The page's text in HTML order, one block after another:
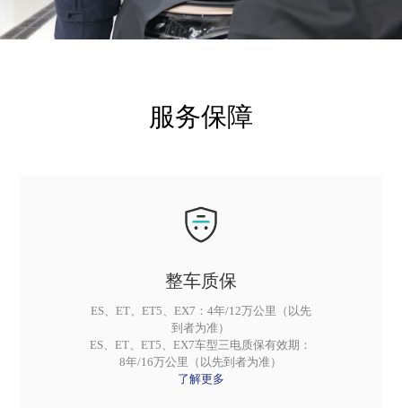
服务保障
整车质保
ES、ET、ET5、EX7：4年/12万公里（以先
到者为准）
ES、ET、ET5、EX7车型三电质保有效期：
8年/16万公里（以先到者为准）
了解更多